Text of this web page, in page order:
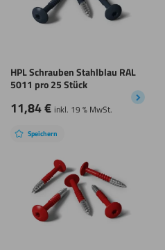
HPL Schrauben Stahlblau RAL
5011 pro 25 Stück
11,84€ inkl. 19 % MwSt.
Speichern